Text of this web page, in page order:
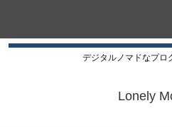
デジタルノマドなプロ
Lonely